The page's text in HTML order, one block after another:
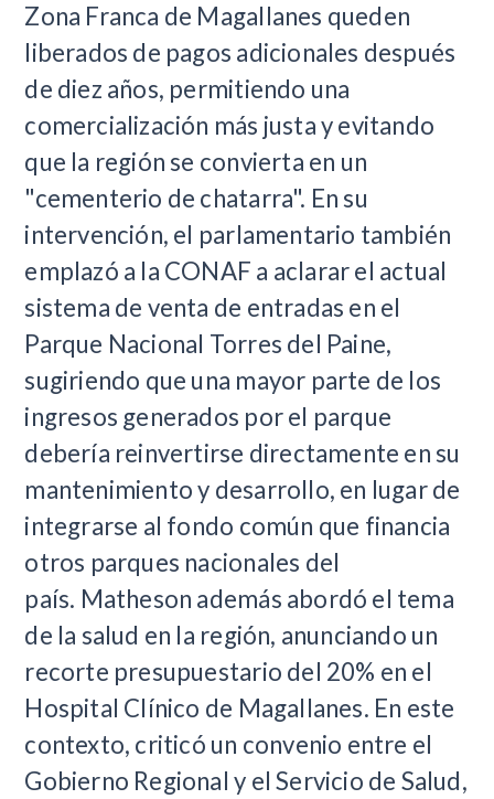
Zona Franca de Magallanes queden
liberados de pagos adicionales después
de diez años, permitiendo una
comercialización más justa y evitando
que la región se convierta en un
"cementerio de chatarra". En su
intervención, el parlamentario también
emplazó a la CONAF a aclarar el actual
sistema de venta de entradas en el
Parque Nacional Torres del Paine,
sugiriendo que una mayor parte de los
ingresos generados por el parque
debería reinvertirse directamente en su
mantenimiento y desarrollo, en lugar de
integrarse al fondo común que financia
otros parques nacionales del
país. Matheson además abordó el tema
de la salud en la región, anunciando un
recorte presupuestario del 20% en el
Hospital Clínico de Magallanes. En este
contexto, criticó un convenio entre el
Gobierno Regional y el Servicio de Salud,